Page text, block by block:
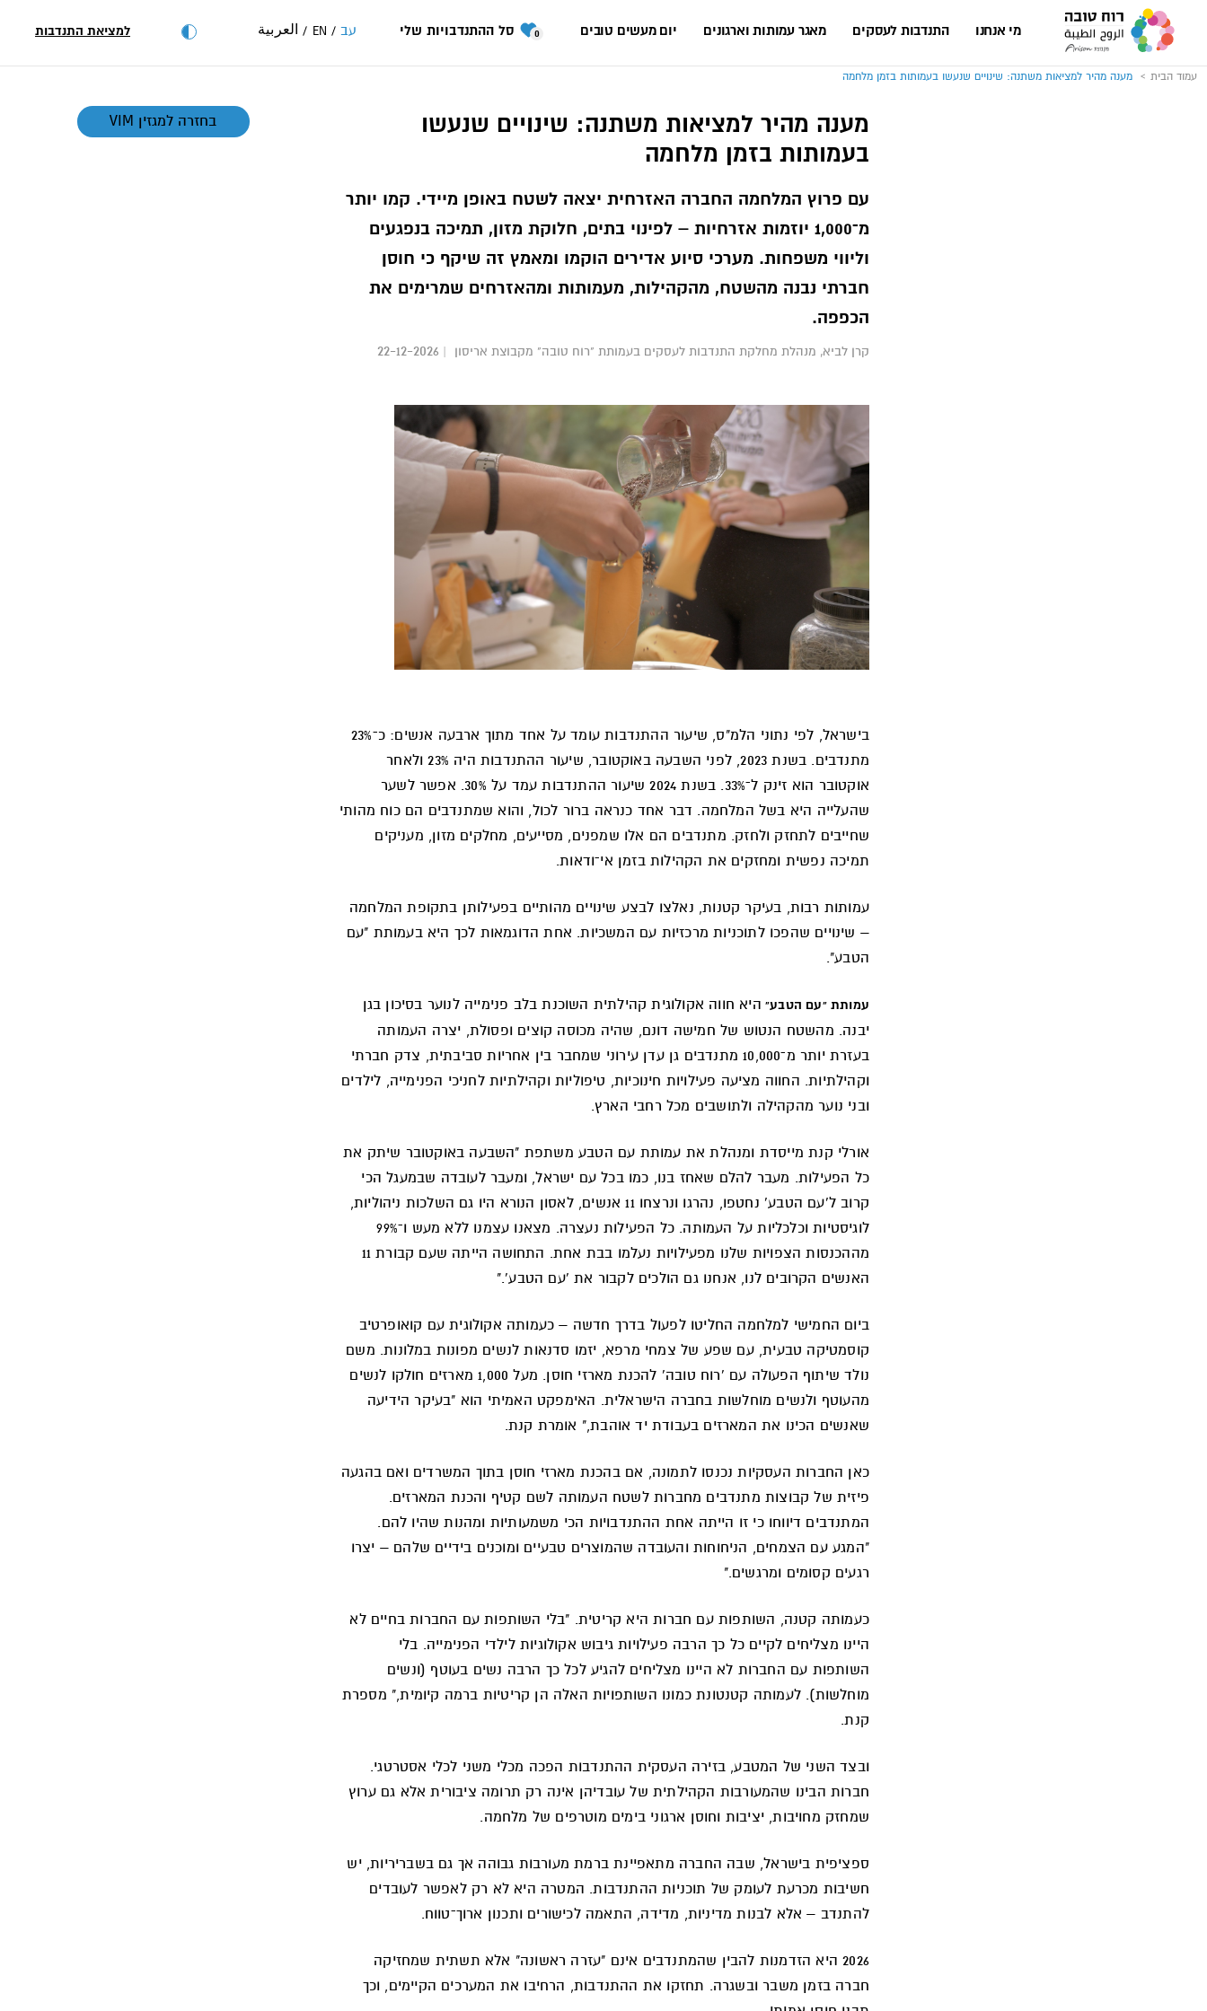
רוח
מי אנחנו התנדבות לעסקים מאגר עמותות וארגונים יום מעשים טובים 0 סל ההתנדבויות שלי עב EN العربية למציאת התנדבות
עמוד הבית מענה מהיר למציאות משתנה: שינויים שנעשו בעמותות בזמן מלחמה
מענה מהיר למציאות משתנה: שינויים שנעשו
בעמותות בזמן מלחמה
עם פרוץ המלחמה החברה האזרחית יצאה לשטח באופן מיידי. קמו יותר
מ־1,000 יוזמות אזרחיות – לפינוי בתים, חלוקת מזון, תמיכה בנפגעים
וליווי משפחות. מערכי סיוע אדירים הוקמו ומאמץ זה שיקף כי חוסן
חברתי נבנה מהשטח, מהקהילות, מעמותות ומהאזרחים שמרימים את
הכפפה.
קרן לביא, מנהלת מחלקת התנדבות לעסקים בעמותת "רוח טובה" מקבוצת אריסון 22-12-2026
בחזרה למגזין VIM
בישראל, לפי נתוני הלמ"ס, שיעור ההתנדבות עומד על אחד מתוך ארבעה אנשים: כ־23%
מתנדבים. בשנת 2023, לפני השבעה באוקטובר, שיעור ההתנדבות היה 23% ולאחר
אוקטובר הוא זינק ל־33%. בשנת 2024 שיעור ההתנדבות עמד על 30%. אפשר לשער
שהעלייה היא בשל המלחמה. דבר אחד כנראה ברור לכול, והוא שמתנדבים הם כוח מהותי
שחייבים לתחזק ולחזק. מתנדבים הם אלו שמפנים, מסייעים, מחלקים מזון, מעניקים
תמיכה נפשית ומחזקים את הקהילות בזמן אי־ודאות.
עמותות רבות, בעיקר קטנות, נאלצו לבצע שינויים מהותיים בפעילותן בתקופת המלחמה
– שינויים שהפכו לתוכניות מרכזיות עם המשכיות. אחת הדוגמאות לכך היא בעמותת "עם
הטבע".
עמותת "עם הטבע" היא חווה אקולוגית קהילתית השוכנת בלב פנימייה לנוער בסיכון בגן
יבנה. מהשטח הנטוש של חמישה דונם, שהיה מכוסה קוצים ופסולת, יצרה העמותה
בעזרת יותר מ־10,000 מתנדבים גן עדן עירוני שמחבר בין אחריות סביבתית, צדק חברתי
וקהילתיות. החווה מציעה פעילויות חינוכיות, טיפוליות וקהילתיות לחניכי הפנימייה, לילדים
ובני נוער מהקהילה ולתושבים מכל רחבי הארץ.
אורלי קנת מייסדת ומנהלת את עמותת עם הטבע משתפת "השבעה באוקטובר שיתק את
כל הפעילות. מעבר להלם שאחז בנו, כמו בכל עם ישראל, ומעבר לעובדה שבמעגל הכי
קרוב ל'עם הטבע' נחטפו, נהרגו ונרצחו 11 אנשים, לאסון הנורא היו גם השלכות ניהוליות,
לוגיסטיות וכלכליות על העמותה. כל הפעילות נעצרה. מצאנו עצמנו ללא מעש ו־99%
מההכנסות הצפויות שלנו מפעילויות נעלמו בבת אחת. התחושה הייתה שעם קבורת 11
האנשים הקרובים לנו, אנחנו גם הולכים לקבור את 'עם הטבע'."
ביום החמישי למלחמה החליטו לפעול בדרך חדשה – כעמותה אקולוגית עם קואופרטיב
קוסמטיקה טבעית, עם שפע של צמחי מרפא, יזמו סדנאות לנשים מפונות במלונות. משם
נולד שיתוף הפעולה עם 'רוח טובה' להכנת מארזי חוסן. מעל 1,000 מארזים חולקו לנשים
מהעוטף ולנשים מוחלשות בחברה הישראלית. האימפקט האמיתי הוא "בעיקר הידיעה
שאנשים הכינו את המארזים בעבודת יד אוהבת," אומרת קנת.
כאן החברות העסקיות נכנסו לתמונה, אם בהכנת מארזי חוסן בתוך המשרדים ואם בהגעה
פיזית של קבוצות מתנדבים מחברות לשטח העמותה לשם קטיף והכנת המארזים.
המתנדבים דיווחו כי זו הייתה אחת ההתנדבויות הכי משמעותיות ומהנות שהיו להם.
"המגע עם הצמחים, הניחוחות והעובדה שהמוצרים טבעיים ומוכנים בידיים שלהם – יצרו
רגעים קסומים ומרגשים."
כעמותה קטנה, השותפות עם חברות היא קריטית. "בלי השותפות עם החברות בחיים לא
היינו מצליחים לקיים כל כך הרבה פעילויות גיבוש אקולוגיות לילדי הפנימייה. בלי
השותפות עם החברות לא היינו מצליחים להגיע לכל כך הרבה נשים בעוטף (ונשים
מוחלשות). לעמותה קטנטונת כמונו השותפויות האלה הן קריטיות ברמה קיומית," מספרת
קנת.
ובצד השני של המטבע, בזירה העסקית ההתנדבות הפכה מכלי משני לכלי אסטרטגי.
חברות הבינו שהמעורבות הקהילתית של עובדיהן אינה רק תרומה ציבורית אלא גם ערוץ
שמחזק מחויבות, יציבות וחוסן ארגוני בימים מוטרפים של מלחמה.
ספציפית בישראל, שבה החברה מתאפיינת ברמת מעורבות גבוהה אך גם בשבריריות, יש
חשיבות מכרעת לעומק של תוכניות ההתנדבות. המטרה היא לא רק לאפשר לעובדים
להתנדב – אלא לבנות מדיניות, מדידה, התאמה לכישורים ותכנון ארוך־טווח.
2026 היא הזדמנות להבין שהמתנדבים אינם "עזרה ראשונה" אלא תשתית שמחזיקה
חברה בזמן משבר ובשגרה. תחזקו את ההתנדבות, הרחיבו את המערכים הקיימים, וכך